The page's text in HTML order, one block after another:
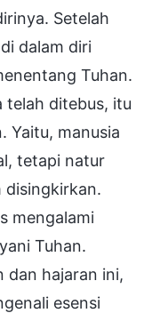
Setelah
dalam diri
Tuhan.
telah ditebus, itu
Yaitu, manusia
tetapi natur
disingkirkan.
mengalami
Tuhan.
dan hajaran ini,
esensi